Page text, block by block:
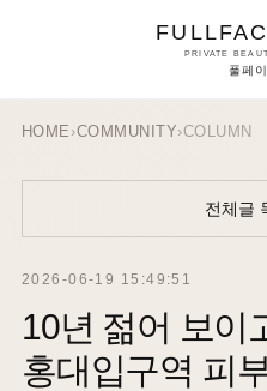
PRIVATE
풀페
HOME ›COMMUNITY›COLUMN
전체글
2026-06-19 15:49:51
10년 젊어 보이
홍대입구역 피